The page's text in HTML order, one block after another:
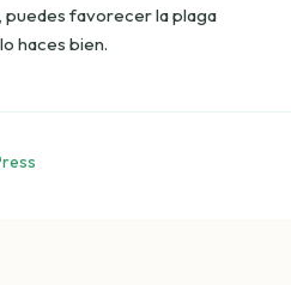
puedes favorecer la plaga
haces bien.